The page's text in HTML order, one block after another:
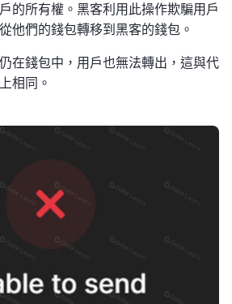
的所有權。黑客利用此操作欺騙用戶
他們的錢包轉移到黑客的錢包。
在錢包中，用戶也無法轉出，這與代
相同。